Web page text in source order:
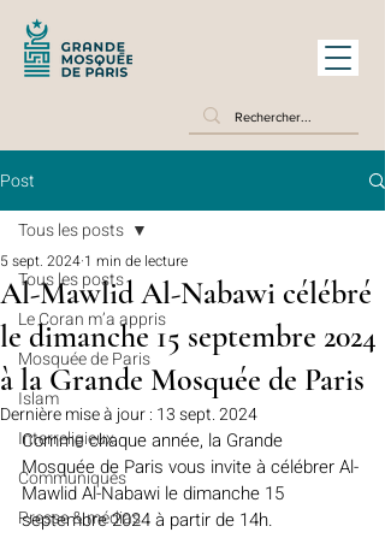
Post
Tous les posts
Le Coran m’a appris
Mosquée de Paris
Islam
Interreligieux
Communiqués
Presse & médias
Tous les posts
Al-Mawlid Al-Nabawi célébré
le dimanche 15 septembre 2024
à la Grande Mosquée de Paris
5 sept. 2024 1 min de lecture
Dernière mise à jour : 13 sept. 2024
Comme chaque année, la Grande
Mosquée de Paris vous invite à célébrer Al-
Mawlid Al-Nabawi le dimanche 15
septembre 2024 à partir de 14h.